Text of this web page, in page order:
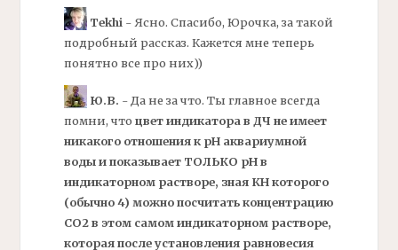
Tekhi - Ясно. Спасибо, Юрочка, за такой
подробный рассказ. Кажется мне теперь
понятно все про них))
Ю.В. - Да не за что. Ты главное всегда
помни, что цвет индикатора в ДЧ не имеет
никакого отношения крН аквариумной
воды и показывает ТОЛЬКО рН в
индикаторном растворе, знаяКНкоторого
(обычно 4) можно посчитать концентрацию
СО2 в этом самом индикаторном растворе,
которая после установления равновесия